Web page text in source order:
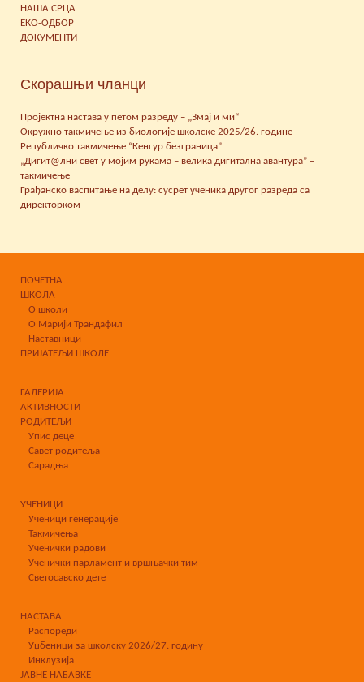
НАША СРЦА
ЕКО-ОДБОР
ДОКУМЕНТИ
Скорашњи чланци
Пројектна настава у петом разреду – „Змај и ми“
Окружно такмичење из биологије школске 2025/26. године
Републичко такмичење “Кенгур безграница”
„Дигит@лни свет у мојим рукама – велика дигитална авантура” –
такмичење
Грађанско васпитање на делу: сусрет ученика другог разреда са
директорком
ПОЧЕТНА
ШКОЛА
О школи
О Марији Трандафил
Наставници
ПРИЈАТЕЉИ ШКОЛЕ
ГАЛЕРИЈА
АКТИВНОСТИ
РОДИТЕЉИ
Упис деце
Савет родитеља
Сарадња
УЧЕНИЦИ
Ученици генерације
Такмичења
Ученички радови
Ученички парламент и вршњачки тим
Светосавско дете
НАСТАВА
Распореди
Уџбеници за школску 2026/27. годину
Инклузија
ЈАВНЕ НАБАВКЕ